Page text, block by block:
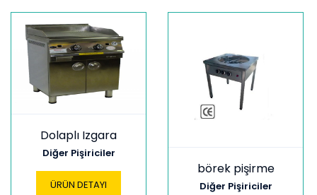
Dolaplı Izgara
Diğer Pişiriciler
ÜRÜN DETAYI
börek pişirme
Diğer Pişiriciler